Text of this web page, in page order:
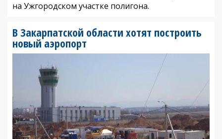
на Ужгородском участке полигона.
В Закарпатской области хотят построить
новый аэропорт